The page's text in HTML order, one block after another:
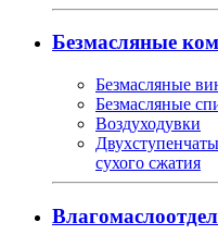
Безмасляные
Безмасляные
Безмасляные
Воздуходувки
сухого сжатия